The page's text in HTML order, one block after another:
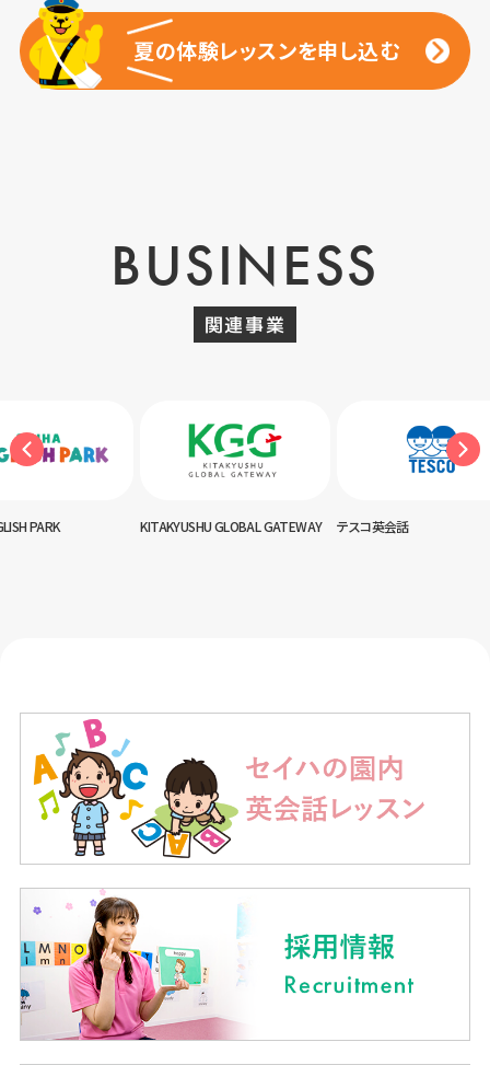
夏の体験レッスンを申し込む
夏の体験レッスンを申し込む
BUSINESS
関連事業
GLOBAL GATEWAY テスコ英会話 神田外語キッズクラブ